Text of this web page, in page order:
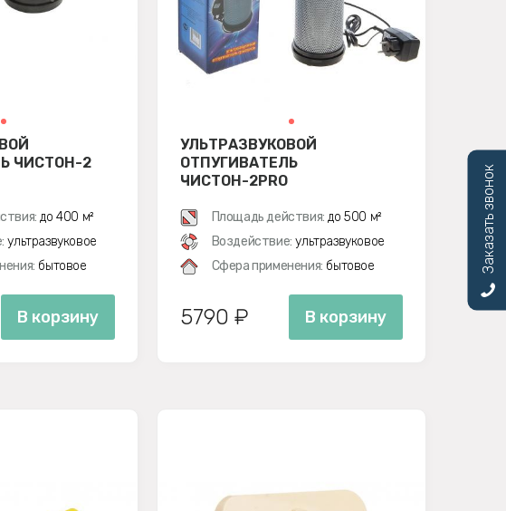
ЧИСТОН-2
до 400 м²
ультразвуковое
бытовое
В корзину
УЛЬТРАЗВУКОВОЙ
ОТПУГИВАТЕЛЬ
ЧИСТОН-2PRO
Площадь действия: до 500 м²
Воздействие: ультразвуковое
Сфера применения: бытовое
5790 ₽ В корзину
Заказать звонок